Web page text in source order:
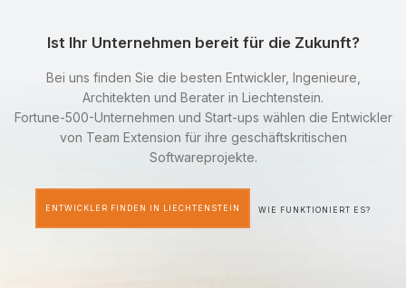
Ist Ihr Unternehmen bereit für die Zukunft?
Bei uns finden Sie die besten Entwickler, Ingenieure,
Architekten und Berater in Liechtenstein.
Fortune-500-Unternehmen und Start-ups wählen die Entwickler
von Team Extension für ihre geschäftskritischen
Softwareprojekte.
ENTWICKLER FINDEN IN LIECHTENSTEIN WIE FUNKTIONIERT ES?